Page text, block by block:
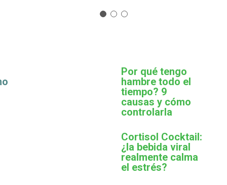
Por qué tengo
hambre todo el
tiempo? 9
causas y cómo
controlarla
Cortisol Cocktail:
¿la bebida viral
realmente calma
el estrés?